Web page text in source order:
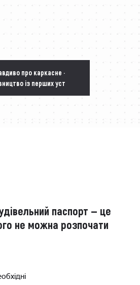
про каркасне ·
із перших уст
паспорт — це
не можна розпочати